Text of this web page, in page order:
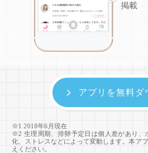
掲載
※1 2018年6月現在
※2 生理周期、排卵予定日は個人差があり、
化、ストレスなどによって変動します。本ア
えください。
アプリを無料ダ